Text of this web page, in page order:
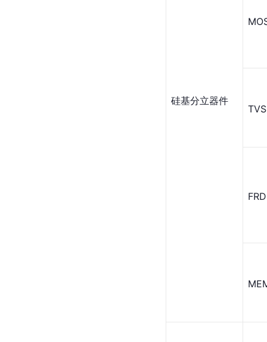
硅基分立器件
TVS
FRD